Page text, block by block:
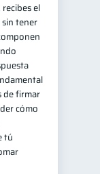
el
tener
de firmar
cómo
tú